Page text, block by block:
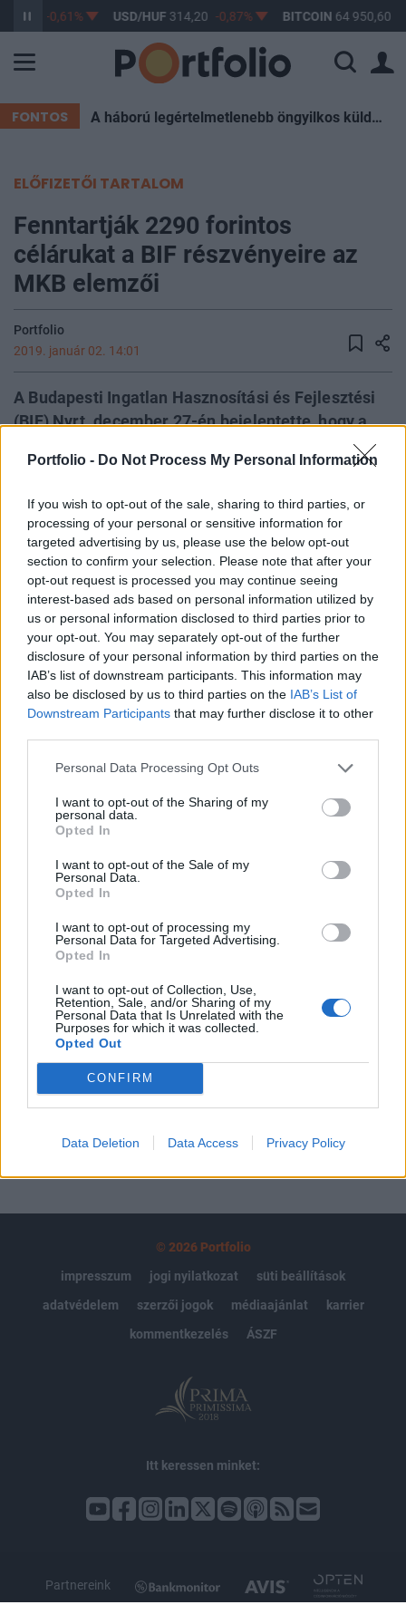
Portfolio - Do Not Process My Personal Information
If you wish to opt-out of the sale, sharing to third parties, or
processing of your personal or sensitive information for
targeted advertising by us, please use the below opt-out
section to confirm your selection. Please note that after your
opt-out request is processed you may continue seeing
interest-based ads based on personal information utilized by
us or personal information disclosed to third parties prior to
your opt-out. You may separately opt-out of the further
disclosure of your personal information by third parties on the
IAB’s list of downstream participants. This information may
also be disclosed by us to third parties on the IAB’s List of
Downstream Participants that may further disclose it to other
Personal Data Processing Opt Outs
I want to opt-out of the Sharing of my
personal data.
Opted In
I want to opt-out of the Sale of my
Personal Data.
Opted In
I want to opt-out of processing my
Personal Data for Targeted Advertising.
Opted In
I want to opt-out of Collection, Use,
Retention, Sale, and/or Sharing of my
Personal Data that Is Unrelated with the
Purposes for which it was collected.
Opted Out
CONFIRM
Data Deletion Data Access Privacy Policy
-0,61% USD/HUF 314,20 -0,87% BITCOIN 64 950,60
FONTOS A háború legértelmetlenebb öngyilkos küldetése mutatja meg, mekkorát is hibázott valójában Donald Trump
ELŐFIZETŐI TARTALOM
Fenntartják 2290 forintos
célárukat a BIF részvényeire az
MKB elemzői
Portfolio
2019. január 02. 14:01
A Budapesti Ingatlan Hasznosítási és Fejlesztési
(BIF) Nyrt. december 27-én bejelentette, hogy a
társaságot, mint szabályozott ingatlanbefektetési
társaságot (SZIT) nyilvántartásba vették. Az MKB
bejelentést, fenntartva a BIF részvényeire
vonatkozó 2290 forintos célárukat, ami 7
százalékkal magasabb, mint a részvény pénteki
záróára.
Az MKB elemzői fenntartják a 2290 forintos célárukatA
Budapesti Ingatlan Hasznosítási és Fejlesztési (BIF) Nyrt.
december 27-én jelentette be, hogy a társaság által a
Nemzeti Adó és Vámhivatalnál (NAV) 2018. december 20-
án kezdeményezett kérelmét a NAV jóváhagyta, a
KEDVES OLVASÓNK!
tartozik, melynek olvasása előfizetéses
regisztrációhoz kötött.
Az előfizetés a következőket tartalmazza:
Portfolio.hu teljes cikkarchívum
kötéslistái
MÁR ELŐFIZETŐNK VAGY?BEJELENTKEZÉS
© 2026 Portfolio
impresszum
jogi nyilatkozat
süti beállítások
adatvédelem
szerzői jogok médiaajánlat
karrier
kommentkezelés
ÁSZF
Itt keressen minket:
Partnereink